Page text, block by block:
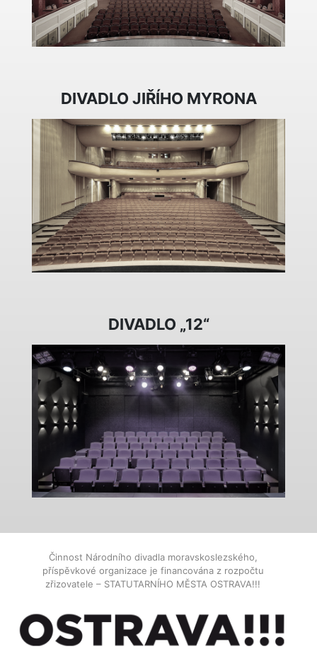
DIVADLO JIŘÍHO MYRONA
DIVADLO „12“
Činnost Národního divadla moravskoslezského,
příspěvkové organizace je financována z rozpočtu
zřizovatele – STATUTARNÍHO MĚSTA OSTRAVA!!!